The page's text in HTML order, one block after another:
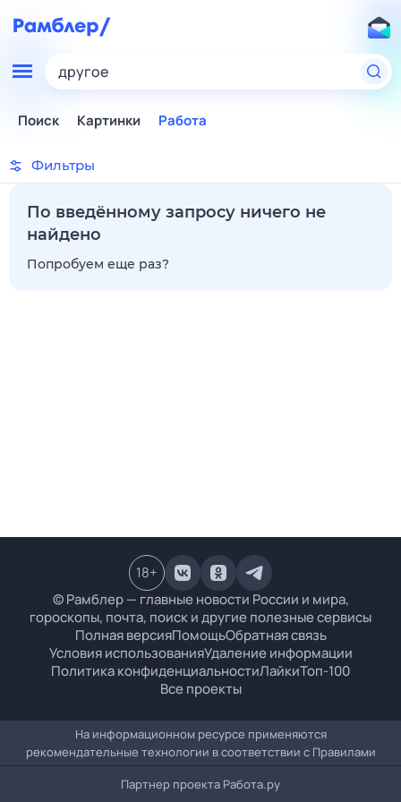
другое
Поиск Картинки Работа
Фильтры
По введённому запросу ничего не
найдено
Попробуем еще раз?
© Рамблер — главные новости России и мира,
гороскопы, почта, поиск и другие полезные сервисы
Полная версияПомощьОбратная связь
Условия использованияУдаление информации
Политика конфиденциальностиЛайкиТоп-100
Все проекты
18+
На информационном ресурсе применяются
рекомендательные технологии в соответствии с Правилами
Партнер проекта Работа.ру